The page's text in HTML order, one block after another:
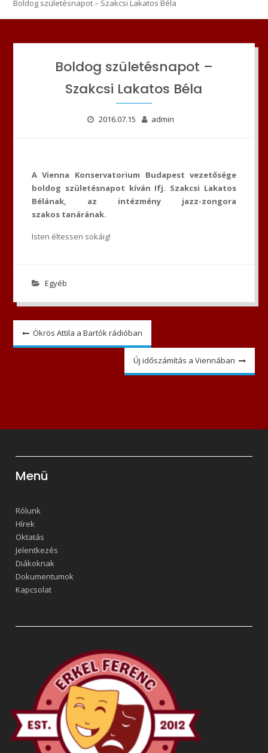
Boldog születésnapot – Szakcsi Lakatos Béla
Boldog születésnapot –
Szakcsi Lakatos Béla
2016.07.15 admin
A Vienna Konservatorium Budapest vezetősége
boldog születésnapot kíván Ifj. Szakcsi Lakatos
Bélának, az intézmény jazz-zongora
szakos tanárának.
Isten éltessen sokáig!
Egyéb
Bejegyzés
navigáció
Ökrös Attila a Bartók rádióban
Új időszámítás a Viennában
Menü
Rólunk
Hírek
Oktatás
Jelentkezés
Diákoknak
Dokumentumok
Kapcsolat